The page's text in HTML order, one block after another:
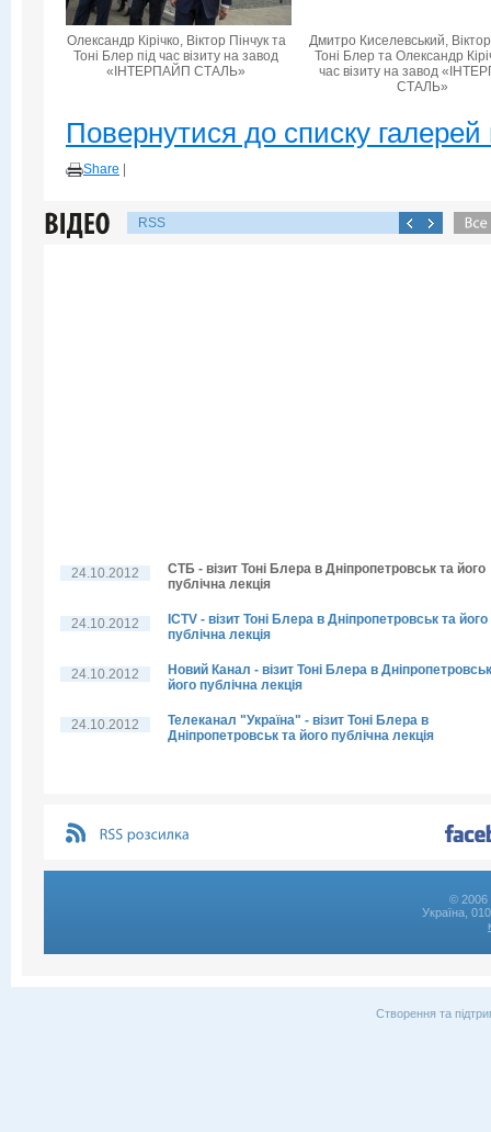
Олександр Кірічко, Віктор Пінчук та
Тоні Блер під час візиту на завод
«ІНТЕРПАЙП СТАЛЬ»
Дмитро Киселевський,
Тоні Блер та Олександр
час візиту на завод
СТАЛЬ»
Повернутися до списку галерей
Share
RSS
24.10.2012
СТБ - візит Тоні Блера в Дніпропетровськ та його
публічна лекція
24.10.2012
ICTV - візит Тоні Блера в Дніпропетровськ та його
публічна лекція
24.10.2012
Новий Канал - візит Тоні Блера в
його публічна лекція
24.10.2012
Телеканал "Україна" - візит Тоні Блера в
Дніпропетровськ та його публічна лекція
© 2006
Україна,
Створення та